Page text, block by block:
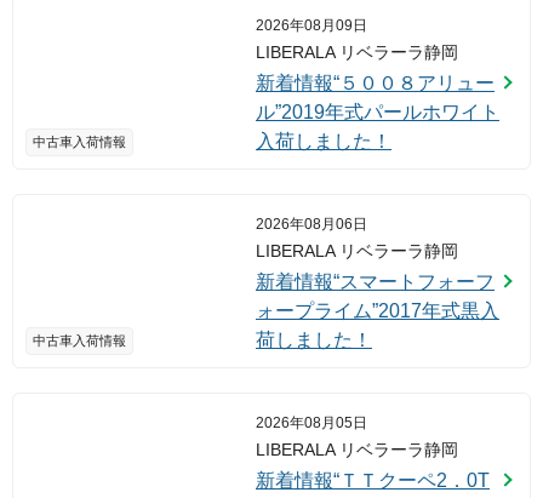
中古車入荷情報
2026年08月09日
LIBERALA リベラーラ静岡
新着情報“５００８アリュー
ル”2019年式パールホワイト
入荷しました！
中古車入荷情報
2026年08月06日
LIBERALA リベラーラ静岡
新着情報“スマートフォーフ
ォープライム”2017年式黒入
荷しました！
2026年08月05日
LIBERALA リベラーラ静岡
新着情報“ＴＴクーペ2．0T